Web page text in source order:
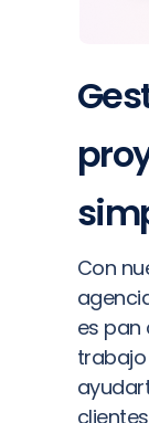
Con
es pan